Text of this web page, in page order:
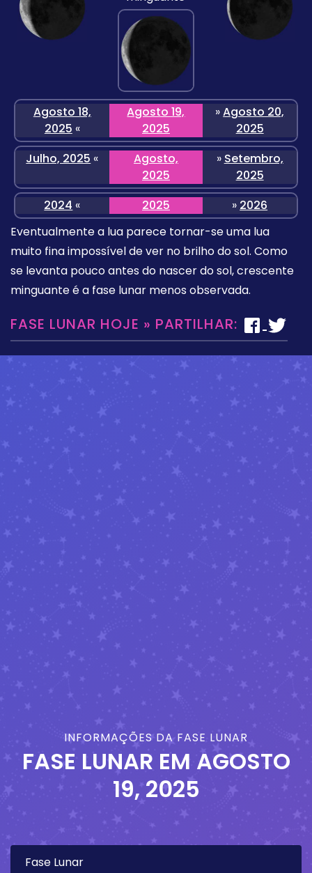
Agosto 18,
2025 «
Agosto 19,
2025
»Agosto 20,
2025
Julho, 2025 «
Agosto,
2025
» Setembro,
2025
2024 « 2025 » 2026
Eventualmente a lua parece tornar-se uma lua
muito fina impossível de ver no brilho do sol. Como
se levanta pouco antes do nascer do sol, crescente
minguante é a fase lunar menos observada.
FASE LUNAR HOJE » PARTILHAR:
INFORMAÇÕES DA FASE LUNAR
FASE LUNAR EM AGOSTO
19, 2025
Fase Lunar